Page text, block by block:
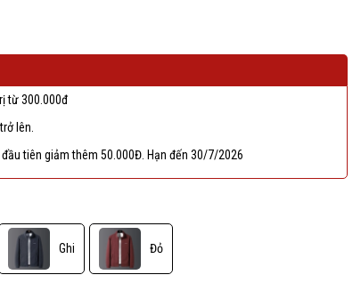
từ 300.000đ
lên.
tiên giảm thêm 50.000Đ. Hạn đến 30/7/2026
Ghi Đỏ